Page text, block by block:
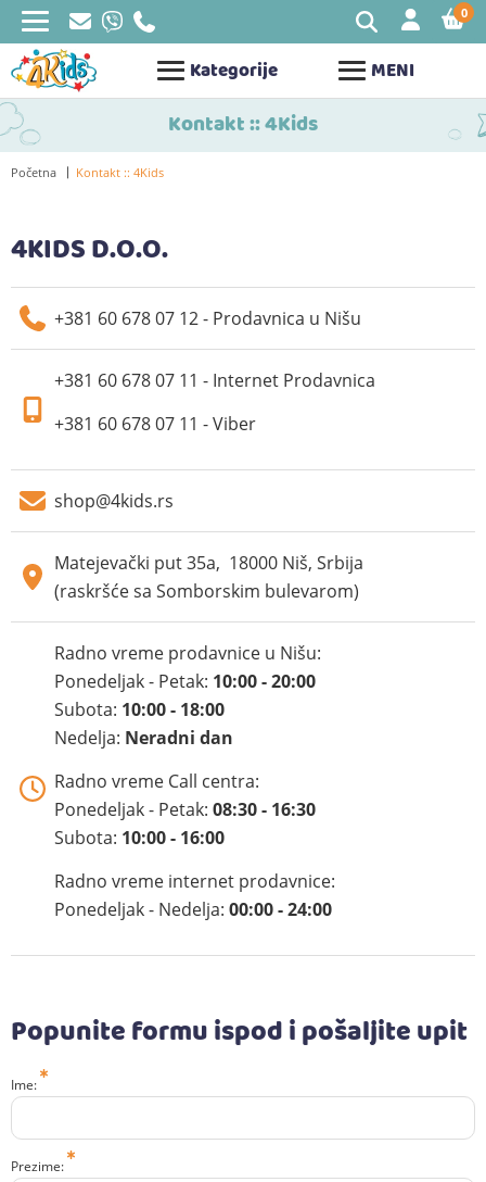
Kategorije MENI
0
Kontakt :: 4Kids
Početna Kontakt :: 4Kids
4KIDS D.O.O.
+381 60 678 07 12 - Prodavnica u Nišu
+381 60 678 07 11 - Internet Prodavnica
+381 60 678 07 11 - Viber
shop@4kids.rs
Matejevački put 35a, 18000 Niš, Srbija
(raskršće sa Somborskim bulevarom)
Radno vreme prodavnice u Nišu:
Ponedeljak - Petak: 10:00 - 20:00
Subota: 10:00 - 18:00
Nedelja: Neradni dan
Radno vreme Call centra:
Ponedeljak - Petak: 08:30 - 16:30
Subota: 10:00 - 16:00
Radno vreme internet prodavnice:
Ponedeljak - Nedelja: 00:00 - 24:00
Popunite formu ispod i pošaljite upit
Ime:
Prezime: